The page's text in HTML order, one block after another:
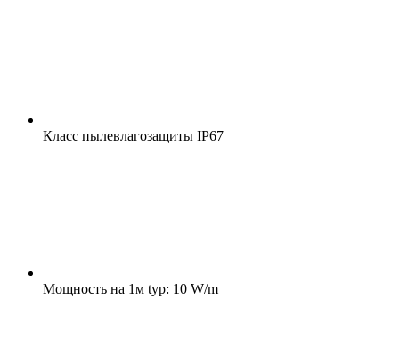
Класс пылевлагозащиты IP67
Мощность на 1м typ: 10 W/m